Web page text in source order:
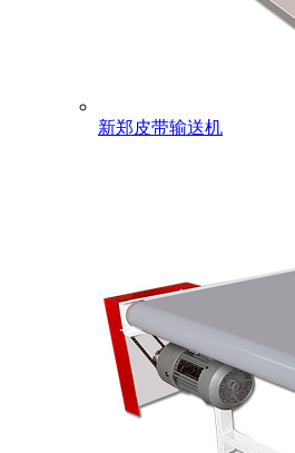
新郑皮带输送机